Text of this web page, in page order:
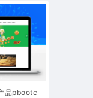
品pbootc